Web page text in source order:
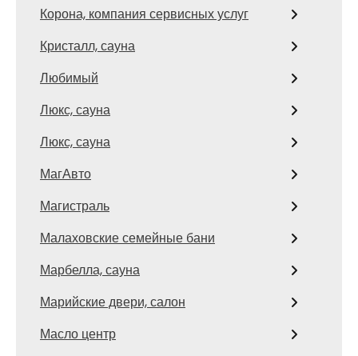
Корона, компания сервисных услуг
Кристалл, сауна
Любимый
Люкс, сауна
Люкс, сауна
МагАвто
Магистраль
Малаховские семейные бани
Марбелла, сауна
Марийские двери, салон
Масло центр